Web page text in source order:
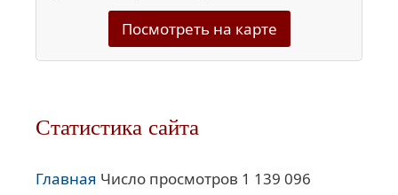
Посмотреть на карте
Статистика сайта
Главная Число просмотров 1 139 096